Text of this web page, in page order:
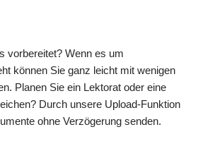
vorbereitet? Wenn es um
können Sie ganz leicht mit wenigen
Planen Sie ein Lektorat oder eine
Durch unsere Upload-Funktion
ohne Verzögerung senden.